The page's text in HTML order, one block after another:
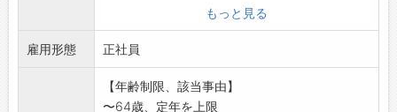
※エリアは主に柏崎市及び刈羽村になります。
※変更範囲:変更なし
もっと見る
雇用形態 正社員
【年齢制限、該当事由】
〜64歳、定年を上限